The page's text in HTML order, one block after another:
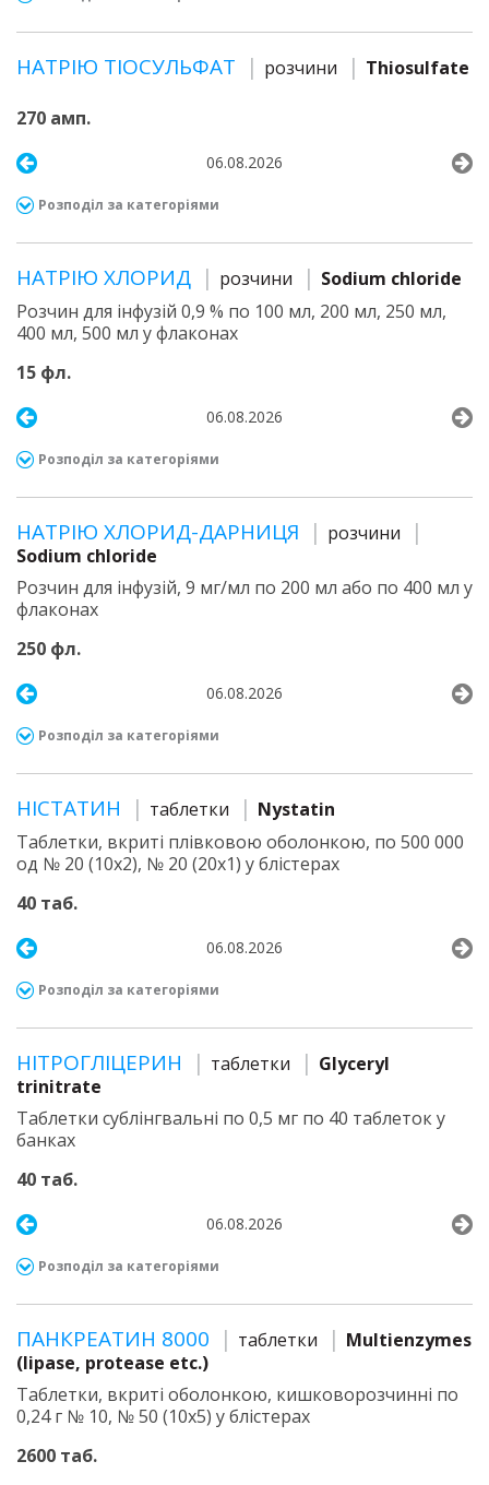
НАТРІЮ ТІОСУЛЬФАТ розчини Thiosulfate
270 амп.
06.08.2026
Розподіл за категоріями
НАТРІЮ ХЛОРИД розчини
Sodium chloride
Розчин для інфузій 0,9 % по 100 мл, 200 мл, 250 мл,
400 мл, 500 мл у флаконах
15 фл.
06.08.2026
Розподіл за категоріями
НАТРІЮ ХЛОРИД-ДАРНИЦЯ
розчини
Sodium chloride
Розчин для інфузій, 9 мг/мл по 200 мл або по 400 мл у
флаконах
250 фл.
06.08.2026
Розподіл за категоріями
НІСТАТИН таблетки
Nystatin
Таблетки, вкриті плівковою оболонкою, по 500 000
од № 20 (10х2), № 20 (20х1) у блістерах
40 таб.
06.08.2026
Розподіл за категоріями
НІТРОГЛІЦЕРИН таблетки
Glyceryl
trinitrate
Таблетки сублінгвальні по 0,5 мг по 40 таблеток у
банках
40 таб.
06.08.2026
Розподіл за категоріями
ПАНКРЕАТИН 8000 таблетки
Multienzymes
(lipase, protease etc.)
Таблетки, вкриті оболонкою, кишковорозчинні по
0,24 г № 10, № 50 (10х5) у блістерах
2600 таб.